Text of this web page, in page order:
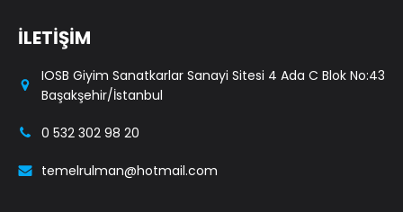
İLETİŞİM
IOSB Giyim Sanatkarlar Sanayi Sitesi 4 Ada C Blok No:43
Başakşehir/İstanbul
0 532 302 98 20
temelrulman@hotmail.com